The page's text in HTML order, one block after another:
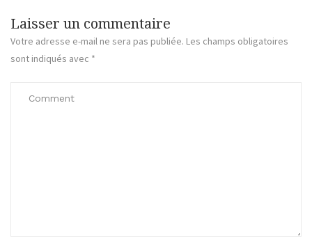
Laisser un commentaire
Votre adresse e-mail ne sera pas publiée. Les champs obligatoires
sont indiqués avec *